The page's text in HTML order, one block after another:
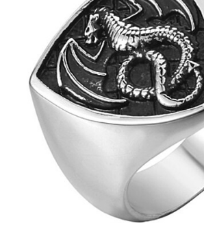
Homme
d'Acier